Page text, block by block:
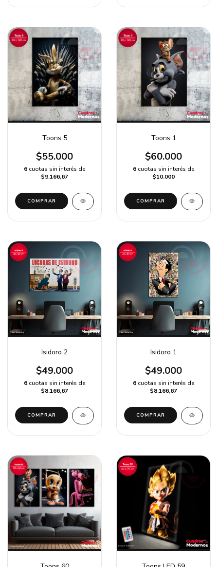
Toons 5
$55.000
6 cuotas sin interés de
$9.166,67
COMPRAR
Toons 1
$60.000
6 cuotas sin interés de
$10.000
COMPRAR
Isidoro 2
$49.000
6 cuotas sin interés de
$8.166,67
Isidoro 1
$49.000
6 cuotas sin interés de
$8.166,67